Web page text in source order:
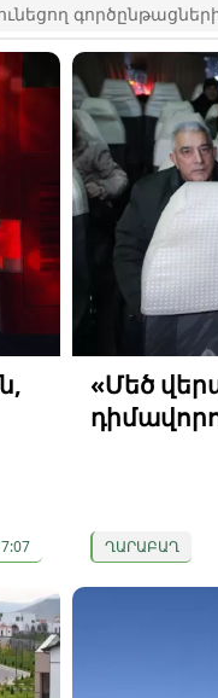
«Մեծ
ՂԱՐԱԲԱՂ